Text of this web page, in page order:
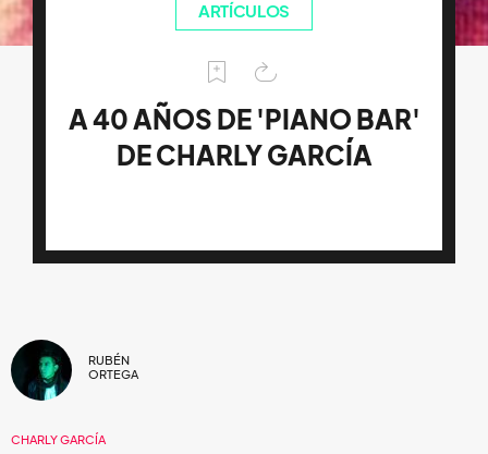
ARTÍCULOS
A 40 AÑOS DE 'PIANO BAR'
DE CHARLY GARCÍA
RUBÉN
ORTEGA
CHARLY GARCÍA